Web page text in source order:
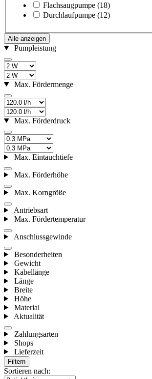
Flachsaugpumpe (18)
Durchlaufpumpe (12)
Alle anzeigen
Pumpleistung
Max. Fördermenge
Max. Förderdruck
Max. Eintauchtiefe
Max. Förderhöhe
Max. Korngröße
Antriebsart
Max. Fördertemperatur
Anschlussgewinde
Besonderheiten
Gewicht
Kabellänge
Länge
Breite
Höhe
Material
Aktualität
Zahlungsarten
Shops
Lieferzeit
Filtern
Sortieren nach: